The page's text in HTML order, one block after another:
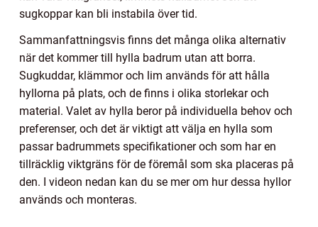
sugkoppar kan bli instabila över tid.
Sammanfattningsvis finns det många olika alternativ
när det kommer till hylla badrum utan att borra.
Sugkuddar, klämmor och lim används för att hålla
hyllorna på plats, och de finns i olika storlekar och
material. Valet av hylla beror på individuella behov och
preferenser, och det är viktigt att välja en hylla som
passar badrummets specifikationer och som har en
tillräcklig viktgräns för de föremål som ska placeras på
den. I videon nedan kan du se mer om hur dessa hyllor
används och monteras.